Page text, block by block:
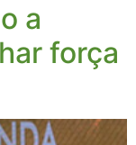
a
força